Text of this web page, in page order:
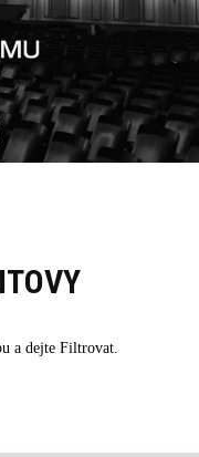
a dejte Filtrovat.